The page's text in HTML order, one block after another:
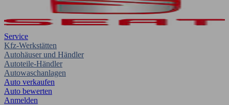
Service
Kfz-Werkstätten
Autohäuser und Händler
Autoteile-Händler
Autowaschanlagen
Auto verkaufen
Auto bewerten
Anmelden